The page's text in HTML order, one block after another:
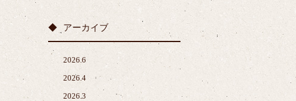
アーカイブ
2026.6
2026.4
2026.3